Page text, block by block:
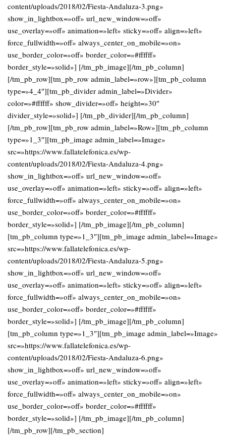
content/uploads/2018/02/Fiesta-Andaluza-3.png»
show_in_lightbox=»off» url_new_window=»off»
use_overlay=»off» animation=»left» sticky=»off» align=»left»
force_fullwidth=»off» always_center_on_mobile=»on»
use_border_color=»off» border_color=»#ffffff»
border_style=»solid»] [/tm_pb_image][/tm_pb_column]
[/tm_pb_row][tm_pb_row admin_label=»row»][tm_pb_column
type=»4_4″][tm_pb_divider admin_label=»Divider»
color=»#ffffff» show_divider=»off» height=»30″
divider_style=»solid»] [/tm_pb_divider][/tm_pb_column]
[/tm_pb_row][tm_pb_row admin_label=»Row»][tm_pb_column
type=»1_3″][tm_pb_image admin_label=»Image»
src=»https://www.fallatelefonica.es/wp-
content/uploads/2018/02/Fiesta-Andaluza-4.png»
show_in_lightbox=»off» url_new_window=»off»
use_overlay=»off» animation=»left» sticky=»off» align=»left»
force_fullwidth=»off» always_center_on_mobile=»on»
use_border_color=»off» border_color=»#ffffff»
border_style=»solid»] [/tm_pb_image][/tm_pb_column]
[tm_pb_column type=»1_3″][tm_pb_image admin_label=»Image»
src=»https://www.fallatelefonica.es/wp-
content/uploads/2018/02/Fiesta-Andaluza-5.png»
show_in_lightbox=»off» url_new_window=»off»
use_overlay=»off» animation=»left» sticky=»off» align=»left»
force_fullwidth=»off» always_center_on_mobile=»on»
use_border_color=»off» border_color=»#ffffff»
border_style=»solid»] [/tm_pb_image][/tm_pb_column]
[tm_pb_column type=»1_3″][tm_pb_image admin_label=»Image»
src=»https://www.fallatelefonica.es/wp-
content/uploads/2018/02/Fiesta-Andaluza-6.png»
show_in_lightbox=»off» url_new_window=»off»
use_overlay=»off» animation=»left» sticky=»off» align=»left»
force_fullwidth=»off» always_center_on_mobile=»on»
use_border_color=»off» border_color=»#ffffff»
border_style=»solid»] [/tm_pb_image][/tm_pb_column]
[/tm_pb_row][/tm_pb_section]